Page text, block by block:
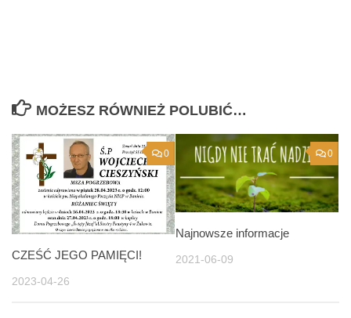
MOŻESZ RÓWNIEŻ POLUBIĆ…
0
CZEŚĆ JEGO PAMIĘCI!
2023-04-26
0
Najnowsze informacje
2021-06-09